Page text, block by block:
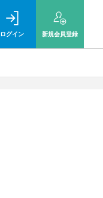
ログイン 新規会員登録